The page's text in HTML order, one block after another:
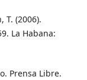
T. (2006).
La Habana:
Prensa Libre.